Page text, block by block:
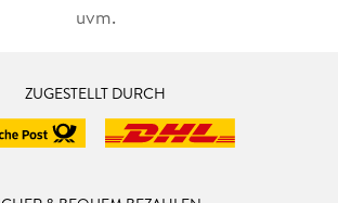
uvm.
ZUGESTELLT DURCH